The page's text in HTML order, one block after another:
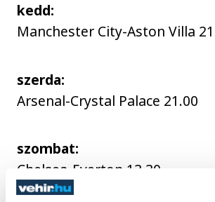
kedd:
Manchester City-Aston Villa
szerda:
Arsenal-Crystal Palace 21.00
szombat:
Chelsea-Everton 13.30
Brighton-West Ham United